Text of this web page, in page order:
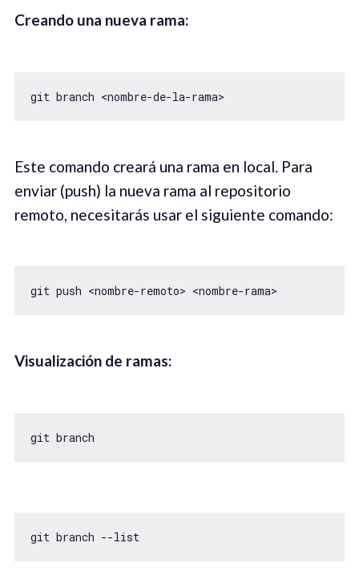
Creando una nueva rama:
git branch <nombre-de-la-rama>
Este comando creará una rama en local. Para
enviar (push) la nueva rama al repositorio
remoto, necesitarás usar el siguiente comando:
git push <nombre-remoto> <nombre-rama>
Visualización de ramas:
git branch
git branch --list